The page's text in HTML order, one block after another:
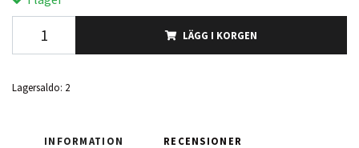
LÄGG I KORGEN
Lagersaldo: 2
INFORMATION RECENSIONER